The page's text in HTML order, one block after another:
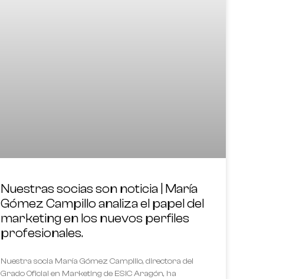
Nuestras socias son noticia | María
Gómez Campillo analiza el papel del
marketing en los nuevos perfiles
profesionales.
Nuestra socia María Gómez Campillo, directora del
Grado Oficial en Marketing de ESIC Aragón, ha